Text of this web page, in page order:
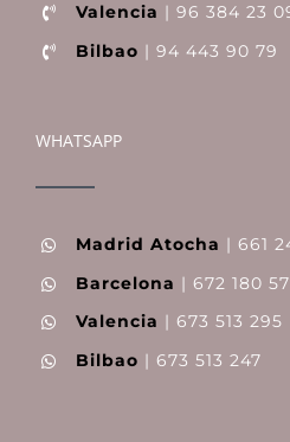
Valencia | 96 384 23
Bilbao | 94 443 90 79
WHATSAPP
Madrid Atocha | 661
Barcelona | 672 180
Valencia | 673 513 295
Bilbao | 673 513 247